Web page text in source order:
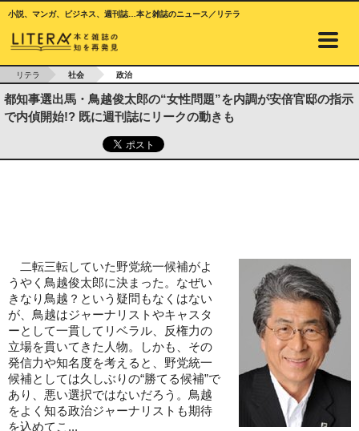
小説、マンガ、ビジネス、週刊誌…本と雑誌のニュース／リテラ
リテラ 社会 政治
都知事選出馬・鳥越俊太郎の“女性問題”を内調が安倍官邸の指示
で内偵開始!? 既に週刊誌にリークの動きも
二転三転していた野党統一候補がよ
うやく鳥越俊太郎に決まった。なぜい
きなり鳥越？という疑問もなくはない
が、鳥越はジャーナリストやキャスタ
ーとして一貫してリベラル、反権力の
立場を貫いてきた人物。しかも、その
発信力や知名度を考えると、野党統一
候補としては久しぶりの“勝てる候補”で
あり、悪い選択ではないだろう。鳥越
をよく知る政治ジャーナリストも期待
を込めてこ...